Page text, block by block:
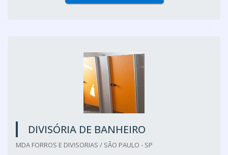
DIVISÓRIA DE BANHEIRO
MDA FORROS E DIVISORIAS / SÃO PAULO - SP